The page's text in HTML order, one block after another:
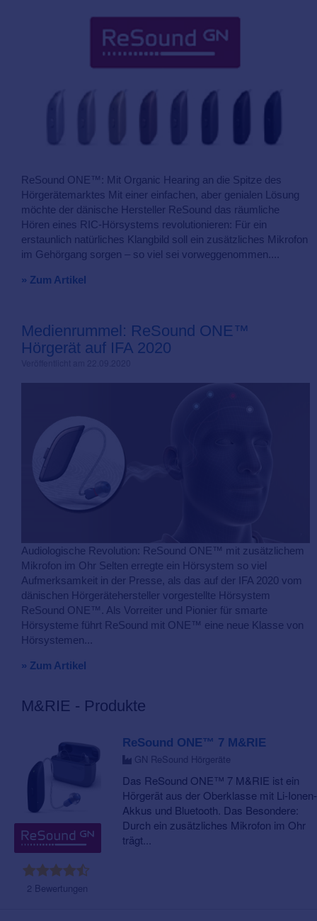
ReSound ONE™: Mit Organic Hearing an die Spitze des
Hörgerätemarktes Mit einer einfachen, aber genialen Lösung
möchte der dänische Hersteller ReSound das räumliche
Hören eines RIC-Hörsystems revolutionieren: Für ein
erstaunlich natürliches Klangbild soll ein zusätzliches Mikrofon
im Gehörgang sorgen – so viel sei vorweggenommen....
» Zum Artikel
Medienrummel: ReSound ONE™
Hörgerät auf IFA 2020
Audiologische Revolution: ReSound ONE™ mit zusätzlichem
Mikrofon im Ohr Selten erregte ein Hörsystem so viel
Aufmerksamkeit in der Presse, als das auf der IFA 2020 vom
dänischen Hörgerätehersteller vorgestellte Hörsystem
ReSound ONE™. Als Vorreiter und Pionier für smarte
Hörsysteme führt ReSound mit ONE™ eine neue Klasse von
Hörsystemen...
» Zum Artikel
M&RIE - Produkte
2 Bewertungen
ReSound ONE™ 7 M&RIE
GN ReSound Hörgeräte
Das ReSound ONE™ 7 M&RIE ist ein
Hörgerät aus der Oberklasse mit Li-Ionen-
Akkus und Bluetooth. Das Besondere:
Durch ein zusätzliches Mikrofon im Ohr
trägt...